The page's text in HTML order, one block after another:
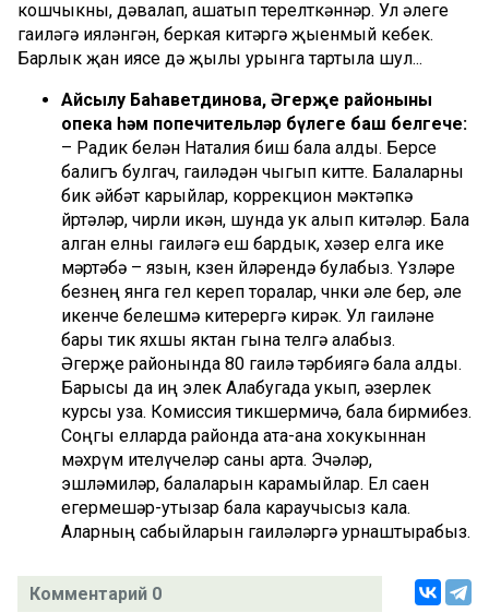
кошчыкны, дәва­лап, ашатып те­релт­кәннәр. Ул әлеге
гаи­ләгә ия­ләнгән, беркая ки­тәргә җыенмый кебек.
Барлык җан иясе дә җылы урынга тартыла шул...
Айсылу Баһаветдинова, Әгерҗе районының
опека һәм попечительләр бүлеге баш белгече:
– Радик белән Наталия биш бала алды. Берсе
балигъ булгач, гаиләдән чыгып китте. Балаларны
бик әйбәт карыйлар, коррекцион мәктәпкә
йөртәләр, чирли икән, шунда ук алып китәләр. Бала
алган елны гаиләгә еш бардык, хәзер елга ике
мәртәбә – язын, көзен өйләрендә булабыз. Үзләре
безнең янга гел кереп торалар, чөнки әле бер, әле
икенче белешмә китерергә кирәк. Ул гаиләне
бары тик яхшы яктан гына телгә алабыз.
Әгерҗе районында 80 гаилә тәрбиягә бала алды.
Барысы да иң элек Алабугада укып, әзерлек
курсы уза. Комиссия тикшермичә, бала бирмибез.
Соңгы елларда районда ата-ана хокукыннан
мәхрүм ителүчеләр саны арта. Эчәләр,
эшләмиләр, балаларын карамыйлар. Ел саен
егермешәр-утызар бала караучысыз кала.
Аларның сабыйларын гаиләләргә урнаштырабыз.
Комментарий 0